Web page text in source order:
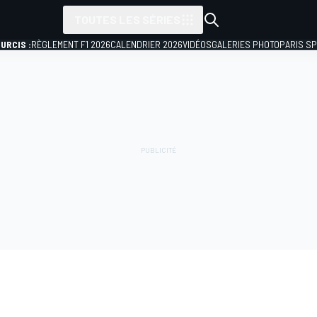
:RÈGLEMENT F1 2026CALENDRIER 2026VIDÉOSGALERIES PHOTOPARIS